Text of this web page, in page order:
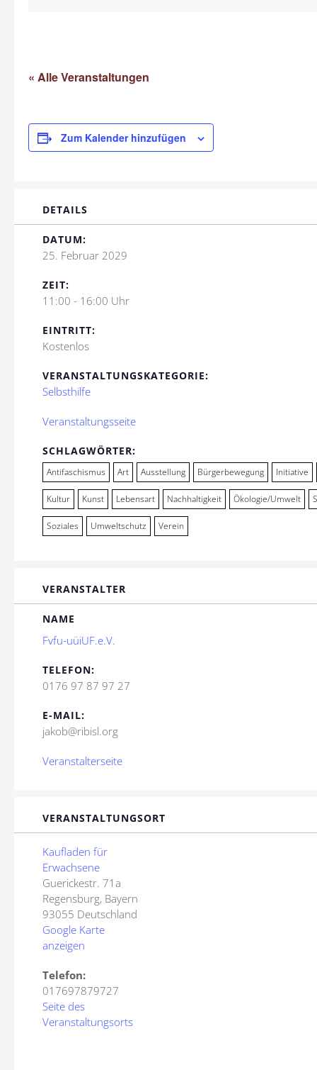
« Alle Veranstaltungen
Zum Kalender hinzufügen
DETAILS
DATUM:
25. Februar 2029
ZEIT:
11:00 - 16:00 Uhr
EINTRITT:
Kostenlos
VERANSTALTUNGSKATEGORIE:
Selbsthilfe
Veranstaltungsseite
SCHLAGWÖRTER:
Antifaschismus Art Ausstellung Bürgerbewegung Initiative
Kultur Kunst Lebensart Nachhaltigkeit Ökologie/Umwelt
Soziales Umweltschutz Verein
VERANSTALTER
NAME
Fvfu-uüiUF.e.V.
TELEFON:
0176 97 87 97 27
E-MAIL:
jakob@ribisl.org
Veranstalterseite
VERANSTALTUNGSORT
Kaufladen für
Erwachsene
Guerickestr. 71a
Regensburg, Bayern
93055 Deutschland
Google Karte
anzeigen
Telefon:
017697879727
Seite des
Veranstaltungsorts